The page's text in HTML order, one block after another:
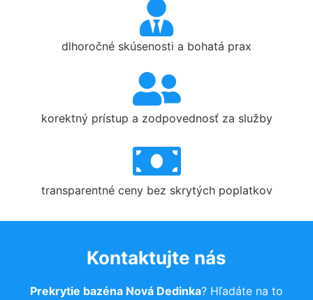
dlhoročné skúsenosti a bohatá prax
korektný prístup a zodpovednosť za služby
transparentné ceny bez skrytých poplatkov
Kontaktujte nás
Prekrytie bazéna Nová Dedinka? Hľadáte na to